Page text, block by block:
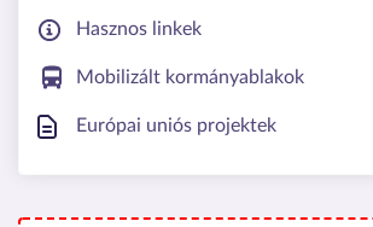
Hasznos linkek
Mobilizált kormányablakok
Európai uniós projektek